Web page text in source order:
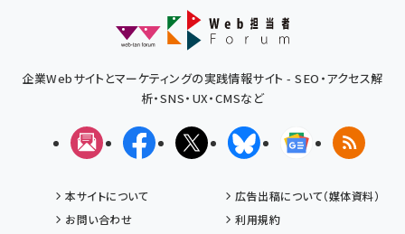
企業Webサイトとマーケティングの実践情報サイト - SEO・アクセス解
析・SNS・UX・CMSなど
メルマガFacebookX(エックス)BlueskyGoogleニュ
RSS
本サイトについて
広告出稿について（媒体資料）
お問い合わせ
利用規約